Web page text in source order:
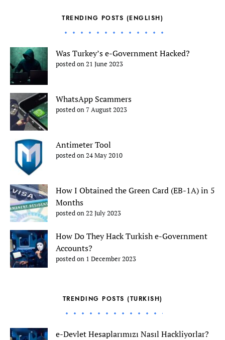
TRENDING POSTS (ENGLISH)
Was Turkey’s e-Government Hacked?
posted on 21 June 2023
WhatsApp Scammers
posted on 7 August 2023
Antimeter Tool
posted on 24 May 2010
How I Obtained the Green Card (EB-1A) in 5
Months
posted on 22 July 2023
How Do They Hack Turkish e-Government
Accounts?
posted on 1 December 2023
TRENDING POSTS (TURKISH)
e-Devlet Hesaplarımızı Nasıl Hackliyorlar?